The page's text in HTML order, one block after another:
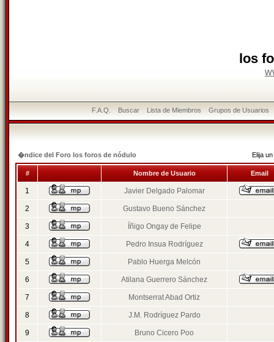
los
F.A.Q. Buscar Lista de Miembros Grupos de Usuarios
�ndice del Foro los foros de nódulo Elija
# Nombre de Usuario Email
1 Javier Delgado Palomar
2 Gustavo Bueno Sánchez
3 Íñigo Ongay de Felipe
4 Pedro Insua Rodríguez
5 Pablo Huerga Melcón
6 Atilana Guerrero Sánchez
7 Montserrat Abad Ortiz
8 J.M. Rodríguez Pardo
9 Bruno Cicero Poo